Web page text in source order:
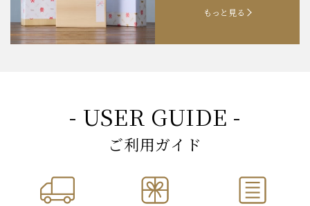
もっと見る
- USER GUIDE -
ご利用ガイド